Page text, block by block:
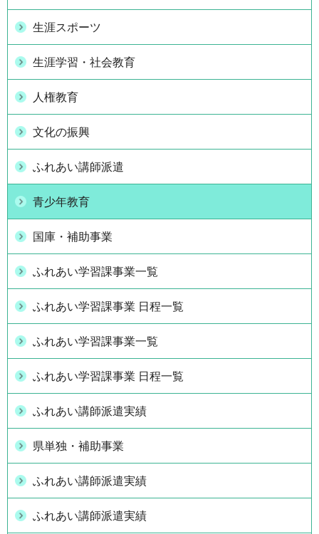
生涯スポーツ
生涯学習・社会教育
人権教育
文化の振興
ふれあい講師派遣
青少年教育
国庫・補助事業
ふれあい学習課事業一覧
ふれあい学習課事業 日程一覧
ふれあい学習課事業一覧
ふれあい学習課事業 日程一覧
ふれあい講師派遣実績
県単独・補助事業
ふれあい講師派遣実績
ふれあい講師派遣実績